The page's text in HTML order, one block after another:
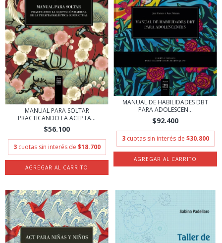
MANUAL PARA SOLTAR
PRACTICANDO LA ACEPTA...
$56.100
3 cuotas sin interés de $18.700
MANUAL DE HABILIDADES DBT
PARA ADOLESCEN...
$92.400
3 cuotas sin interés de $30.800